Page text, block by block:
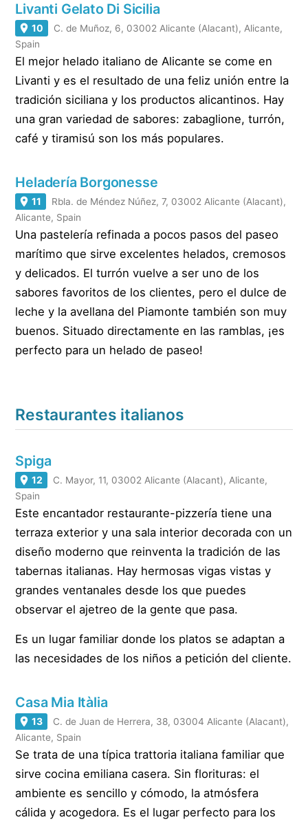
Livanti Gelato Di Sicilia
10
C. de Muñoz, 6, 03002 Alicante (Alacant), Alicante,
Spain
El mejor helado italiano de Alicante se come en
Livanti y es el resultado de una feliz unión entre la
tradición siciliana y los productos alicantinos. Hay
una gran variedad de sabores: zabaglione, turrón,
café y tiramisú son los más populares.
Heladería Borgonesse
11
Rbla. de Méndez Núñez, 7, 03002 Alicante (Alacant),
Alicante, Spain
Una pastelería refinada a pocos pasos del paseo
marítimo que sirve excelentes helados, cremosos
y delicados. El turrón vuelve a ser uno de los
sabores favoritos de los clientes, pero el dulce de
leche y la avellana del Piamonte también son muy
buenos. Situado directamente en las ramblas, ¡es
perfecto para un helado de paseo!
Restaurantes italianos
Spiga
12
C. Mayor, 11, 03002 Alicante (Alacant), Alicante,
Spain
Este encantador restaurante-pizzería tiene una
terraza exterior y una sala interior decorada con un
diseño moderno que reinventa la tradición de las
tabernas italianas. Hay hermosas vigas vistas y
grandes ventanales desde los que puedes
observar el ajetreo de la gente que pasa.
Es un lugar familiar donde los platos se adaptan a
las necesidades de los niños a petición del cliente.
Casa Mia Itàlia
13
C. de Juan de Herrera, 38, 03004 Alicante (Alacant),
Alicante, Spain
Se trata de una típica trattoria italiana familiar que
sirve cocina emiliana casera. Sin florituras: el
ambiente es sencillo y cómodo, la atmósfera
cálida y acogedora. Es el lugar perfecto para los